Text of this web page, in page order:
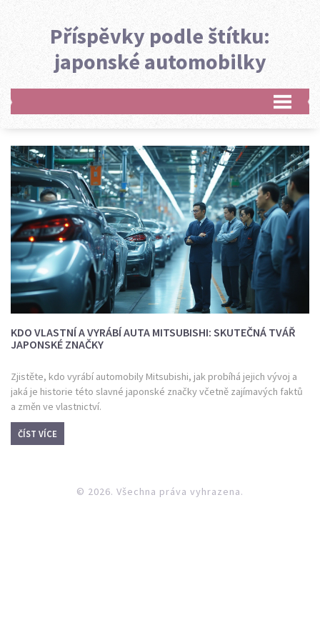
Příspěvky podle štítku:
japonské automobilky
KDO VLASTNÍ A VYRÁBÍ AUTA MITSUBISHI: SKUTEČNÁ TVÁŘ
JAPONSKÉ ZNAČKY
Zjistěte, kdo vyrábí automobily Mitsubishi, jak probíhá jejich vývoj a
jaká je historie této slavné japonské značky včetně zajímavých faktů
a změn ve vlastnictví.
ČÍST VÍCE
© 2026. Všechna práva vyhrazena.